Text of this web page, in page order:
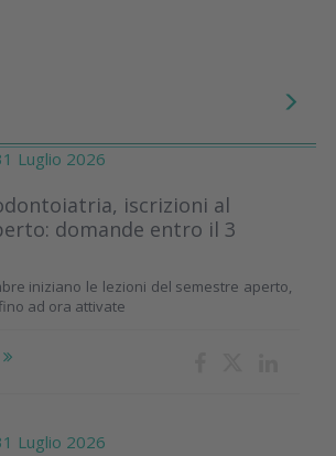
Luglio 2026
iscrizioni al
domande entro il 3
iniziano le lezioni del semestre aperto,
ad ora attivate
Luglio 2026